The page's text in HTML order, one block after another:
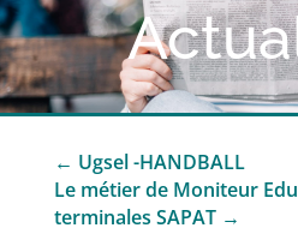
← Ugsel -HANDBALL
Le métier de Moniteur
terminales SAPAT→